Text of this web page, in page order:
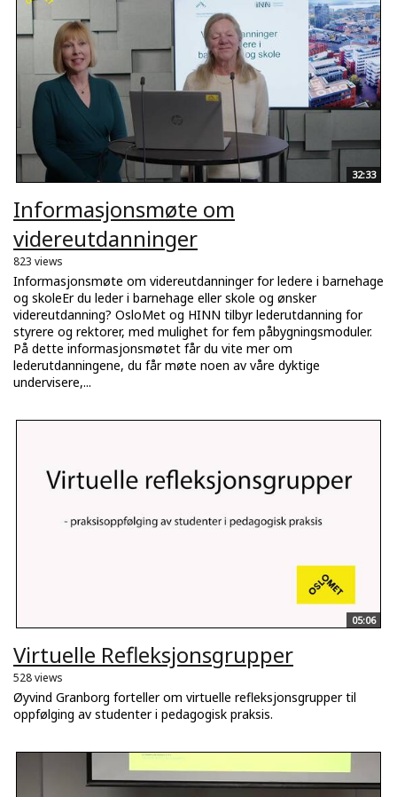
32:33
Informasjonsmøte om
videreutdanninger
823 views
Informasjonsmøte om videreutdanninger for ledere i barnehage
og skoleEr du leder i barnehage eller skole og ønsker
videreutdanning? OsloMet og HINN tilbyr lederutdanning for
styrere og rektorer, med mulighet for fem påbygningsmoduler.
På dette informasjonsmøtet får du vite mer om
lederutdanningene, du får møte noen av våre dyktige
undervisere,...
05:06
Virtuelle Refleksjonsgrupper
528 views
Øyvind Granborg forteller om virtuelle refleksjonsgrupper til
oppfølging av studenter i pedagogisk praksis.